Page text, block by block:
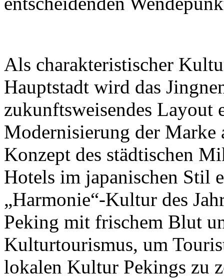
Als charakteristischer
Hauptstadt wird das
zukunftsweisendes Layout
Modernisierung der Marke
Konzept des städtischen
Hotels im japanischen Stil
„Harmonie“-Kultur des
Peking mit frischem Blut
Kulturtourismus, um
lokalen Kultur Pekings zu